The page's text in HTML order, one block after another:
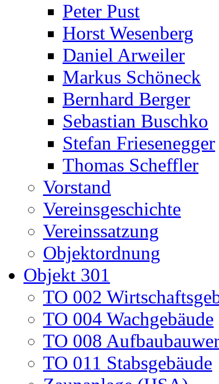
Peter Pust
Horst Wesenberg
Daniel Arweiler
Markus Schöneck
Bernhard Berger
Sebastian Buschko
Stefan Friesenegger
Thomas Scheffler
Vorstand
Vereinsgeschichte
Vereinssatzung
Objektordnung
Objekt 301
TO 002
TO 004 Wachgebäude
TO 008
TO 011 Stabsgebäude